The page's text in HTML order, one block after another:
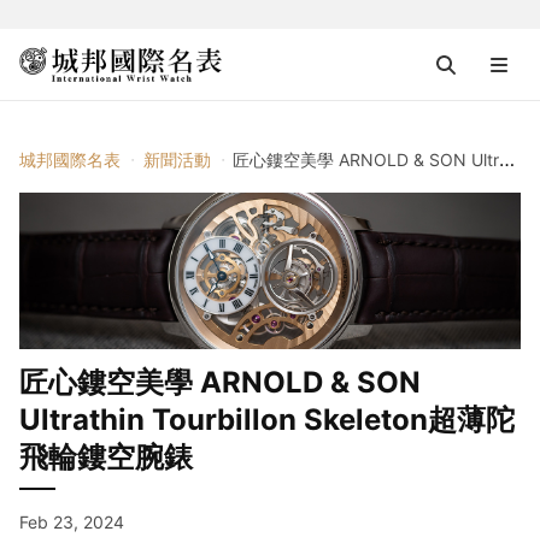
城邦國際名表 新聞活動 匠心鏤空美學 ARNOLD & SON Ultrathin Tourbillon Skeleton超薄陀飛輪鏤空腕錶
匠心鏤空美學 ARNOLD & SON
Ultrathin Tourbillon Skeleton超薄陀
飛輪鏤空腕錶
Feb 23, 2024